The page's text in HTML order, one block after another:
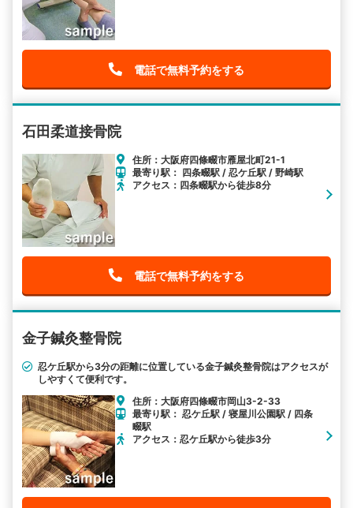
電話で無料予約をする
石田柔道接骨院
住所：大阪府四條畷市雁屋北町21-1
最寄り駅： 四条畷駅 / 忍ケ丘駅 / 野崎駅
アクセス：四条畷駅から徒歩8分
電話で無料予約をする
金子鍼灸整骨院
忍ケ丘駅から3分の距離に位置している金子鍼灸整骨院はアクセスが
しやすくて便利です。
住所：大阪府四條畷市岡山3-2-33
最寄り駅： 忍ケ丘駅 / 寝屋川公園駅 / 四条
畷駅
アクセス：忍ケ丘駅から徒歩3分